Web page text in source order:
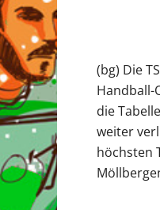
(bg) Die
Handball-
die
weiter
höchsten